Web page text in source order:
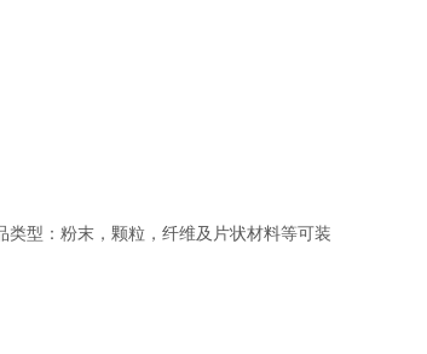
型：粉末，颗粒，纤维及片状材料等可装